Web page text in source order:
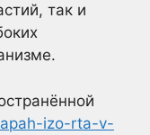
так и
izo-rta-v-